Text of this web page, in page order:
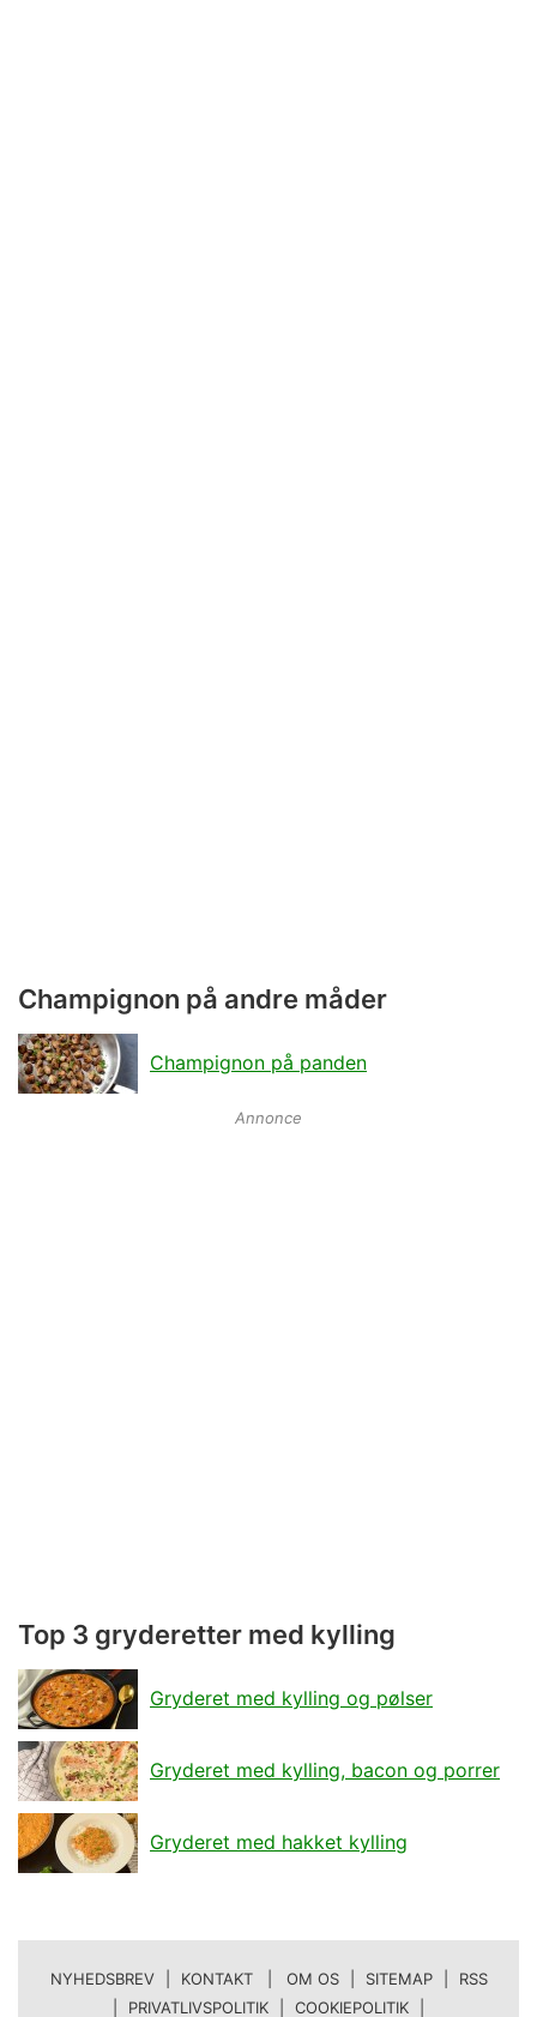
Champignon på andre måder
Champignon på panden
Annonce
Top 3 gryderetter med kylling
Gryderet med kylling og pølser
Gryderet med kylling, bacon og porrer
Gryderet med hakket kylling
NYHEDSBREV KONTAKT | OM OS SITEMAP
RSS
PRIVATLIVSPOLITIK COOKIEPOLITIK